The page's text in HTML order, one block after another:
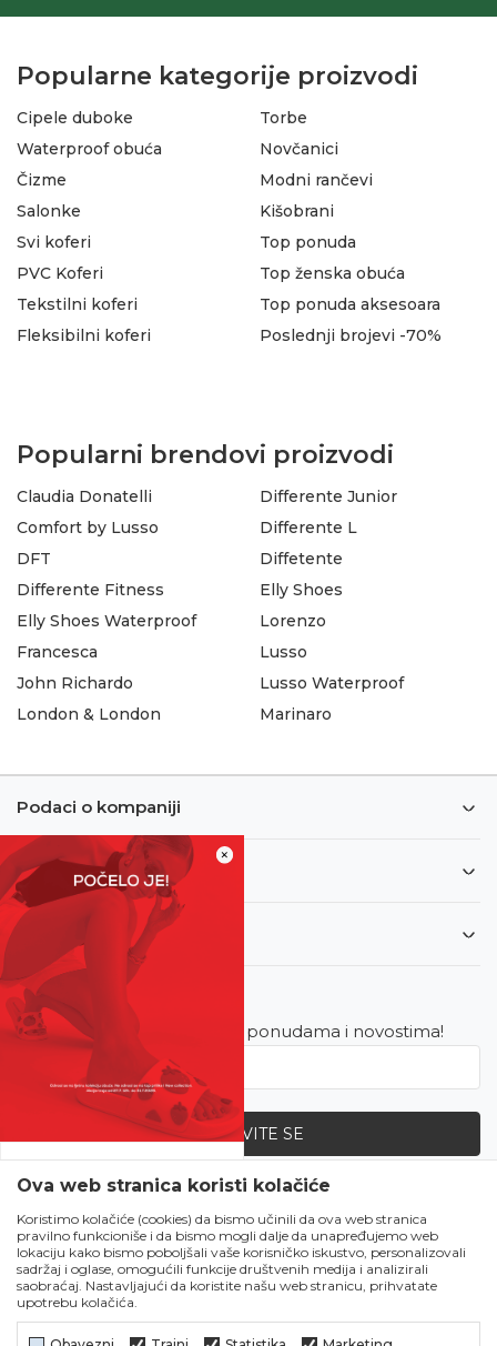
×
SVE UPOLA CIJENE!
Čekanju je kraj!
Počela je omiljena
ljetna akcija u Obući
Metro!
SVE IZ LJETNE
KOLEKCIJE UPOLA
Popularne kategorije proizvodi
Cipele duboke
Waterproof obuća
Čizme
Salonke
Torbe
Novčanici
Modni rančevi
Kišobrani
Svi koferi
PVC Koferi
Tekstilni koferi
Fleksibilni koferi
Top ponuda
Top ženska obuća
Top ponuda aksesoara
Poslednji brojevi -70%
Popularni brendovi proizvodi
Claudia Donatelli
Comfort by Lusso
DFT
Differente Fitness
Differente Junior
Differente L
Diffetente
Elly Shoes
Elly Shoes Waterproof
Francesca
John Richardo
London & London
Lorenzo
Lusso
Lusso Waterproof
Marinaro
Podaci o kompaniji
Informacije
Korisnički servis
Newsletter
Budite u toku sa najnovijim ponudama i novostima!
PRIJAVITE SE
Zapratite nas
Ova web stranica koristi kolačiće
Koristimo kolačiće (cookies) da bismo učinili da ova web stranica
pravilno funkcioniše i da bismo mogli dalje da unapređujemo web
lokaciju kako bismo poboljšali vaše korisničko iskustvo, personalizovali
sadržaj i oglase, omogućili funkcije društvenih medija i analizirali
saobraćaj. Nastavljajući da koristite našu web stranicu, prihvatate
upotrebu kolačića.